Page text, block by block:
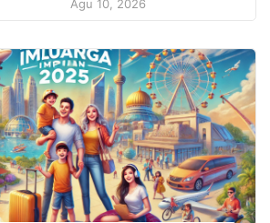
yang semakin ketat. Dengan
langkah yang jelas untuk
jangka panjang. Hal ini
untuk bekerja secara terstruktur
Agu 10, 2026